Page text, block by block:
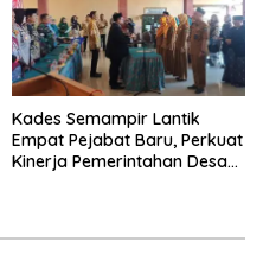
Kades Semampir Lantik
Empat Pejabat Baru, Perkuat
Kinerja Pemerintahan Desa